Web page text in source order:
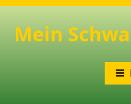
Zum
springen
Mein